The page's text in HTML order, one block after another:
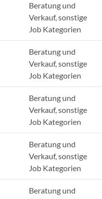
Beratung und
Verkauf, sonstige
Job Kategorien
Beratung und
Verkauf, sonstige
Job Kategorien
Beratung und
Verkauf, sonstige
Job Kategorien
Beratung und
Verkauf, sonstige
Job Kategorien
Beratung und